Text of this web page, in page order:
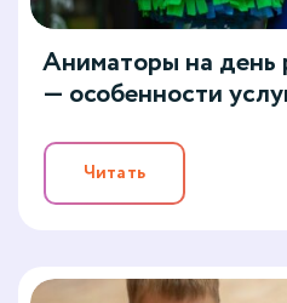
Аниматоры на день
— особенности
Читать